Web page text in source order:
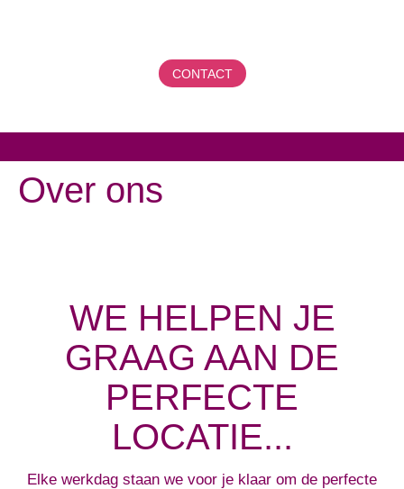
CONTACT
Over ons
WE HELPEN JE
GRAAG AAN DE
PERFECTE
LOCATIE...
Elke werkdag staan we voor je klaar om de perfecte